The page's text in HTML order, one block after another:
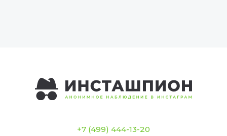
+7 (499) 444-13-20